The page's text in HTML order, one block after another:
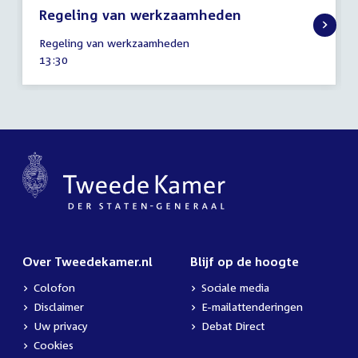
Regeling van werkzaamheden
juli
2025
Regeling van werkzaamheden
Tijd
13:30
Over Tweedekamer.nl
Colofon
Disclaimer
Uw privacy
Cookies
Blijf op de hoogte
Sociale media
E-mailattenderingen
Debat Direct